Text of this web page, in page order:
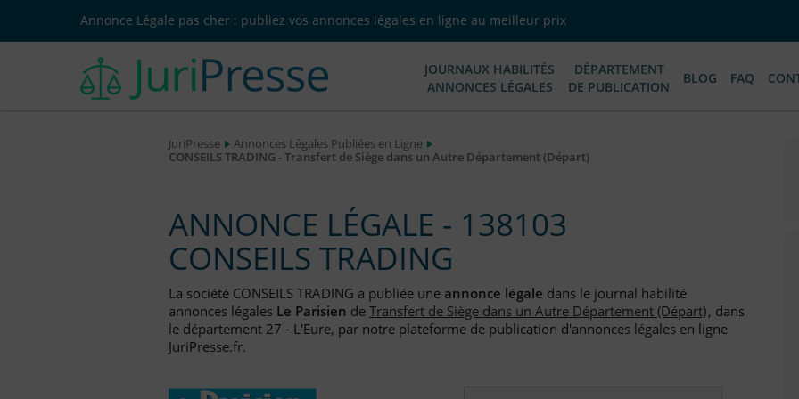
Annonce Légale pas cher : publiez vos annonces légales en ligne au meilleur prix
JOURNAUX HABILITÉS
ANNONCES LÉGALES
DÉPARTEMENT
DE PUBLICATION
BLOG FAQ
JuriPresse
Annonces Légales Publiées en Ligne
CONSEILS TRADING - Transfert de Siège dans un Autre Département (Départ)
ANNONCE LÉGALE - 138103
CONSEILS TRADING
La société CONSEILS TRADING a publiée une annonce légale dans le journal habilité
annonces légales Le Parisien deTransfert de Siège dans un Autre Département (Départ), dans
le département 27 - L'Eure, par notre plateforme de publication d'annonces légales en ligne
JuriPresse.fr.